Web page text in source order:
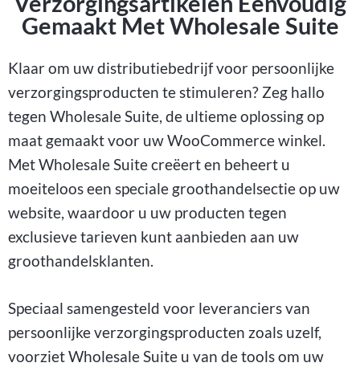
Gemaakt Met Wholesale Suite
Klaar om uw distributiebedrijf voor persoonlijke
verzorgingsproducten te stimuleren? Zeg hallo
tegen Wholesale Suite, de ultieme oplossing op
maat gemaakt voor uw WooCommerce winkel.
Met Wholesale Suite creëert en beheert u
moeiteloos een speciale groothandelsectie op uw
website, waardoor u uw producten tegen
exclusieve tarieven kunt aanbieden aan uw
groothandelsklanten.
Speciaal samengesteld voor leveranciers van
persoonlijke verzorgingsproducten zoals uzelf,
voorziet Wholesale Suite u van de tools om uw